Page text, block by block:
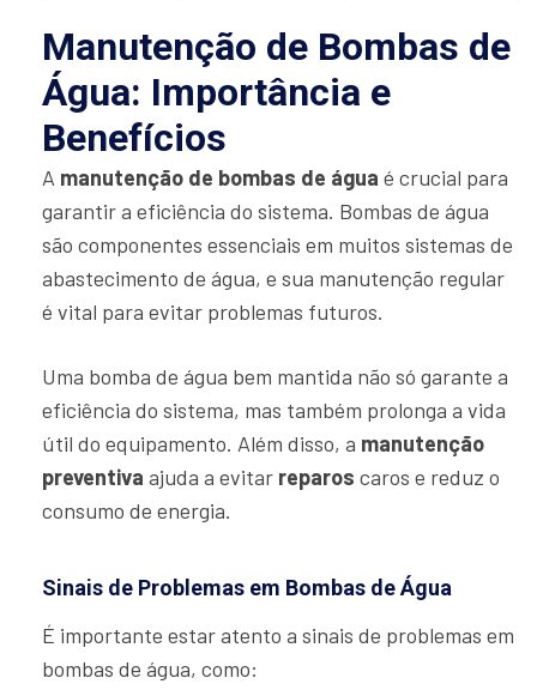
Manutenção de Bombas de
Água: Importância e
Benefícios
A manutenção de bombas de água é crucial para
garantir a eficiência do sistema. Bombas de água
são componentes essenciais em muitos sistemas de
abastecimento de água, e sua manutenção regular
é vital para evitar problemas futuros.
Uma bomba de água bem mantida não só garante a
eficiência do sistema, mas também prolonga a vida
útil do equipamento. Além disso, a manutenção
preventiva ajuda a evitar reparos caros e reduz o
consumo de energia.
Sinais de Problemas em Bombas de Água
É importante estar atento a sinais de problemas em
bombas de água, como: